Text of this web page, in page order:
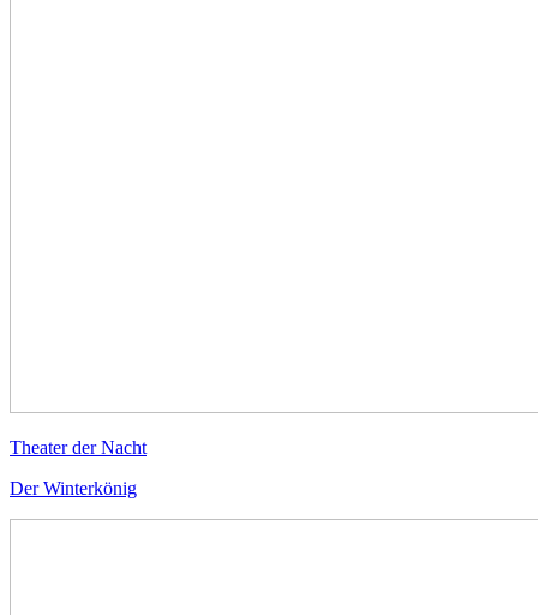
Theater der Nacht
Der Winterkönig